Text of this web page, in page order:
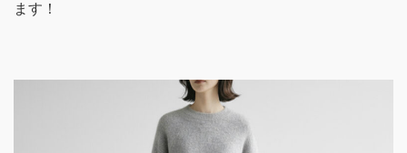
ます！